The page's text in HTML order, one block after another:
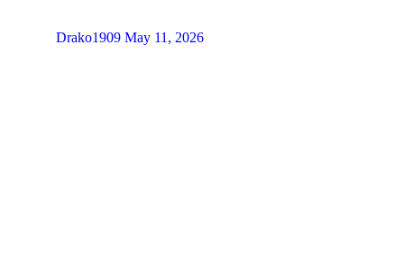
Drako1909 May 11, 2026